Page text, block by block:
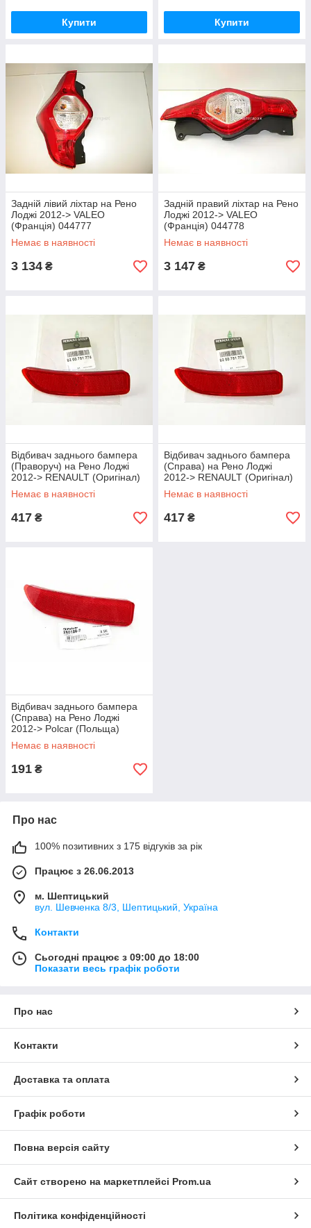
Купити Купити
Задній лівий ліхтар на Рено
Лоджі 2012-> VALEO
(Франція) 044777
Немає в наявності
3 134 ₴
Задній правий ліхтар на Рено
Лоджі 2012-> VALEO
(Франція) 044778
Немає в наявності
3 147 ₴
Відбивач заднього бампера
(Праворуч) на Рено Лоджі
2012-> RENAULT (Оригінал)
8200751778
Немає в наявності
417 ₴
Відбивач заднього бампера
(Справа) на Рено Лоджі
2012-> RENAULT (Оригінал)
8200751778
Немає в наявності
417 ₴
Відбивач заднього бампера
(Справа) на Рено Лоджі
2012-> Polcar (Польща)
2801887
Немає в наявності
191 ₴
Про нас
100% позитивних з 175 відгуків за рік
Працює з 26.06.2013
м. Шептицький
вул. Шевченка 8/3, Шептицький, Україна
Контакти
Сьогодні працює з 09:00 до 18:00
Показати весь графік роботи
Про нас
Контакти
Доставка та оплата
Графік роботи
Повна версія сайту
Сайт створено на маркетплейсі Prom.ua
Політика конфіденційності